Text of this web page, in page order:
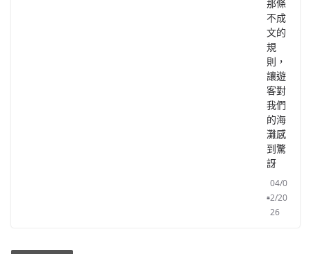
那條
不成
文的
規
則，
讓遊
客對
我們
的海
灘感
到驚
訝
04/0
2/20
26